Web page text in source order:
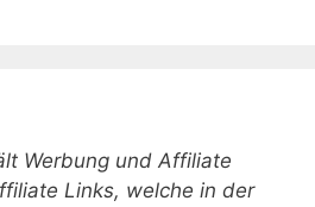
Werbung und Affiliate
Links, welche in der